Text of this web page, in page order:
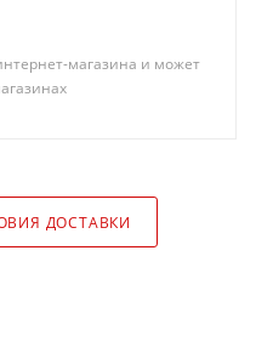
магазина и может
ДОСТАВКИ